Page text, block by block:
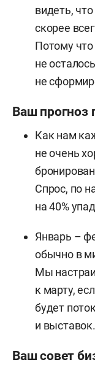
видеть,
скорее
Потому
не
не
Ваш прогноз
Как нам
не очень
Спрос, по
на 40%
Январь –
обычно в
Мы
к марту,
будет
и выставок.
Ваш совет